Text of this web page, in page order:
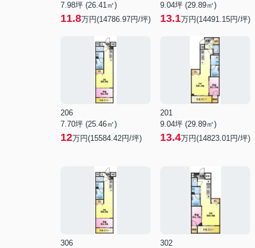
7.98坪 (26.41㎡)
11.8万円(14786.97円/坪)
9.04坪 (29.89㎡)
13.1万円(14491.15円/坪)
206
7.70坪 (25.46㎡)
12万円(15584.42円/坪)
201
9.04坪 (29.89㎡)
13.4万円(14823.01円/坪)
306
302